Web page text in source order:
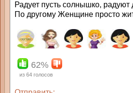
Радует пусть солнышко, радуют
По другому Женщине просто
62%
из 64 голосов